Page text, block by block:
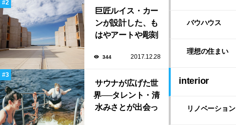
巨匠ルイス・カー
ンが設計した、も
はやアートや彫刻
研究所」。
344 2017.12.28
サウナが広げた世
界──タレント・清
水みさとが出会っ
バウハウス
理想の住まい
interior
リノベーション